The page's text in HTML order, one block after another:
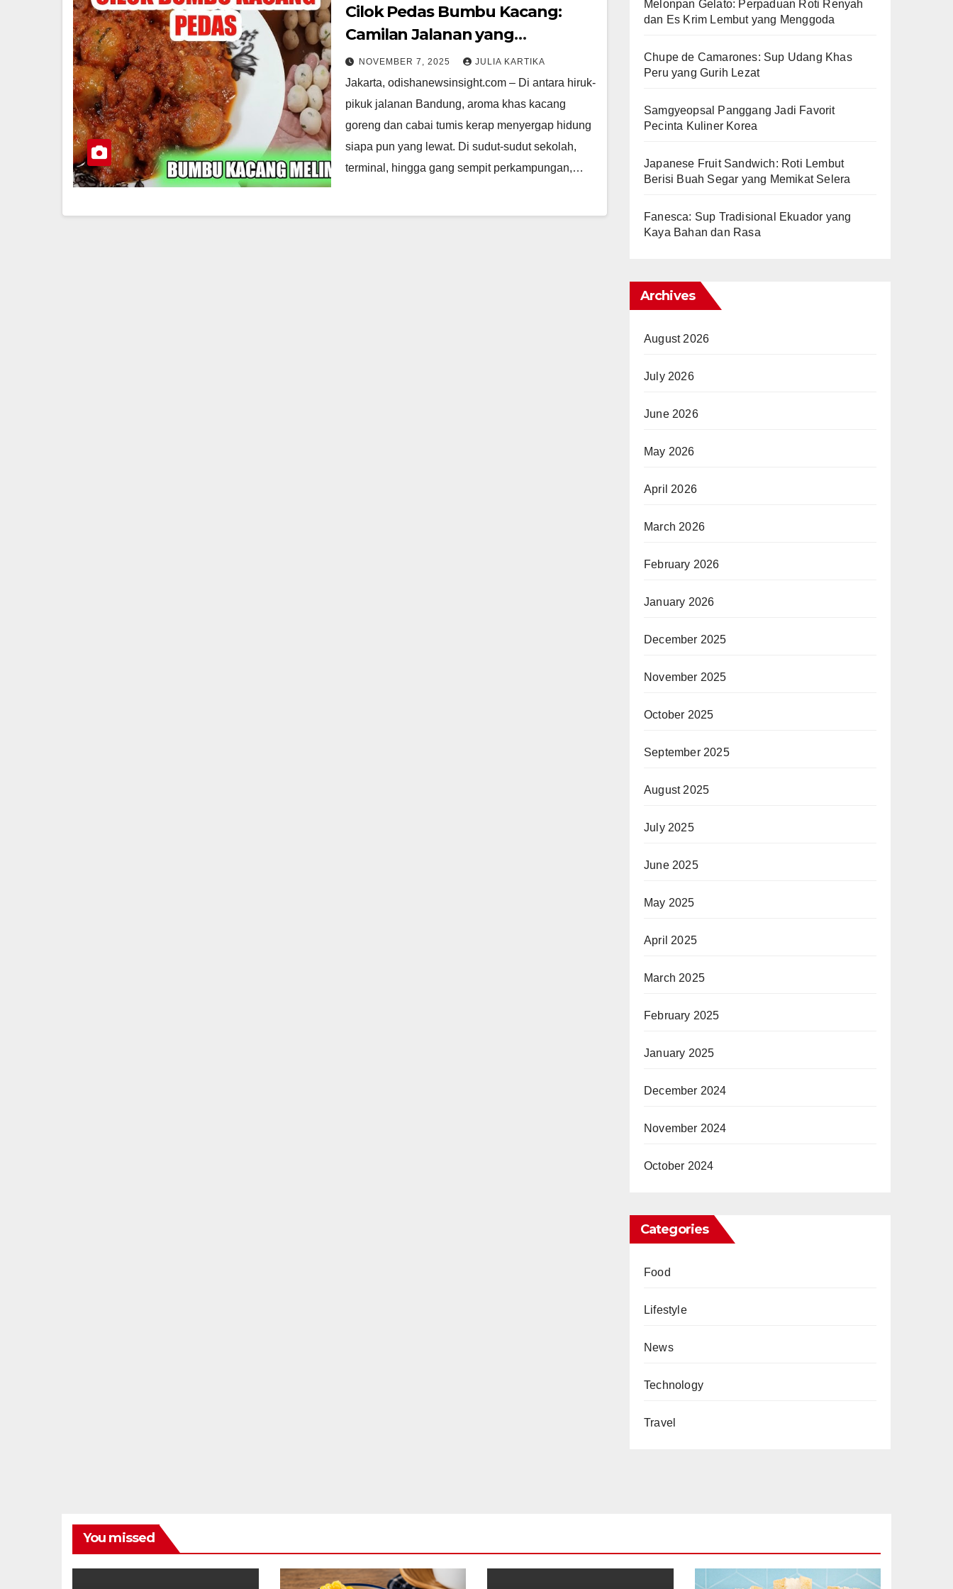
Cilok Pedas Bumbu Kacang:
Camilan Jalanan yang
Sederhana tapi Bikin Ketagihan
NOVEMBER 7, 2025 JULIA KARTIKA
Jakarta, odishanewsinsight.com – Di antara hiruk-
pikuk jalanan Bandung, aroma khas kacang
goreng dan cabai tumis kerap menyergap hidung
siapa pun yang lewat. Di sudut-sudut sekolah,
terminal, hingga gang sempit perkampungan,…
Melonpan Gelato: Perpaduan Roti Renyah
dan Es Krim Lembut yang Menggoda
Chupe de Camarones: Sup Udang Khas
Peru yang Gurih Lezat
Samgyeopsal Panggang Jadi Favorit
Pecinta Kuliner Korea
Japanese Fruit Sandwich: Roti Lembut
Berisi Buah Segar yang Memikat Selera
Fanesca: Sup Tradisional Ekuador yang
Kaya Bahan dan Rasa
Archives
August 2026
July 2026
June 2026
May 2026
April 2026
March 2026
February 2026
January 2026
December 2025
November 2025
October 2025
September 2025
August 2025
July 2025
June 2025
May 2025
April 2025
March 2025
February 2025
January 2025
December 2024
November 2024
October 2024
Categories
Food
Lifestyle
News
Technology
Travel
You missed